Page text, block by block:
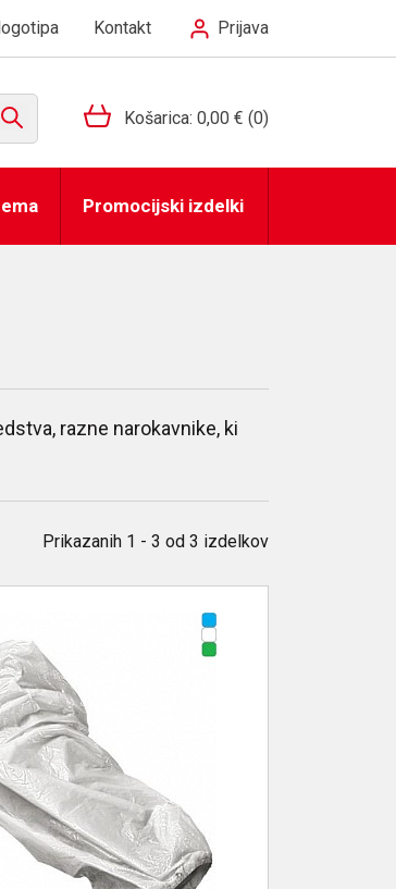
Kontakt Prijava
Košarica: 0,00 € (0)
Promocijski izdelki
razne narokavnike, ki
Prikazanih 1 - 3 od 3 izdelkov